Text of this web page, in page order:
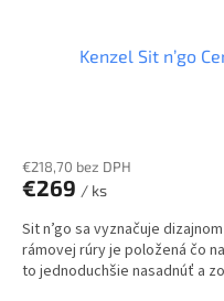
Kenzel Sit n’go
€218,70 bez DPH
€269 / ks
Sit n’go sa vyznačuje
rámovej rúry je položená čo
to jednoduchšie nasadnúť a